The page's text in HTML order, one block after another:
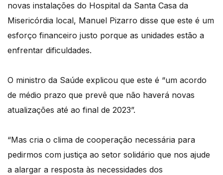
novas instalações do Hospital da Santa Casa da
Misericórdia local, Manuel Pizarro disse que este é um
esforço financeiro justo porque as unidades estão a
enfrentar dificuldades.
O ministro da Saúde explicou que este é “um acordo
de médio prazo que prevê que não haverá novas
atualizações até ao final de 2023”.
“Mas cria o clima de cooperação necessária para
pedirmos com justiça ao setor solidário que nos ajude
a alargar a resposta às necessidades dos